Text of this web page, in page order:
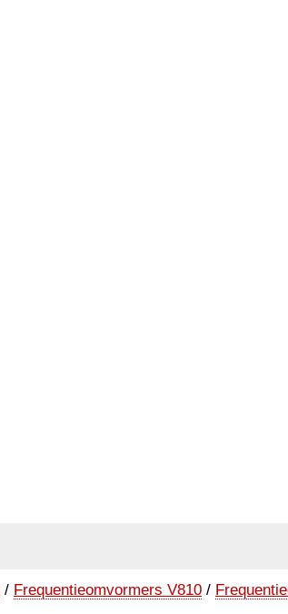
/ Frequentieomvormers V810 /